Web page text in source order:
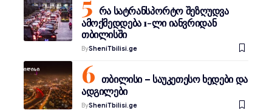
რა სატრანსპორტო შეზღუდვა
ამოქმედდება 1-ლი იანვრიდან
თბილისში
BySheniTbilisi.ge
თბილისი – საუკეთესო ხედები და
ადგილები
BySheniTbilisi.ge